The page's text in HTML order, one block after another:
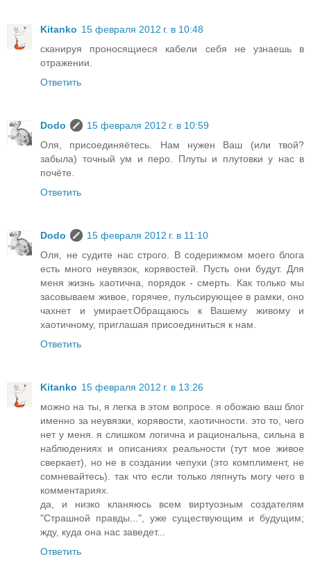
Kitanko 15 февраля 2012 г. в 10:48
сканируя проносящиеся кабели себя не узнаешь в
отражении.
Ответить
Dodo
15 февраля 2012 г. в 10:59
Оля, присоединяётесь. Нам нужен Ваш (или твой?
забыла) точный ум и перо. Плуты и плутовки у нас в
почёте.
Ответить
Dodo
15 февраля 2012 г. в 11:10
Оля, не судите нас строго. В содерижмом моего блога
есть много неувязок, корявостей. Пусть они будут. Для
меня жизнь хаотична, порядок - смерть. Как только мы
засовываем живое, горячее, пульсирующее в рамки, оно
чахнет и умирает.Обращаюсь к Вашему живому и
хаотичному, приглашая присоединиться к нам.
Ответить
Kitanko 15 февраля 2012 г. в 13:26
можно на ты, я легка в этом вопросе. я обожаю ваш блог
именно за неувязки, корявости, хаотичности. это то, чего
нет у меня. я слишком логична и рациональна, сильна в
наблюдениях и описаниях реальности (тут мое живое
сверкает), но не в создании чепухи (это комплимент, не
сомневайтесь). так что если только ляпнуть могу чего в
комментариях.
да, и низко кланяюсь всем виртуозным создателям
"Страшной правды...", уже существующим и будущим;
жду, куда она нас заведет...
Ответить